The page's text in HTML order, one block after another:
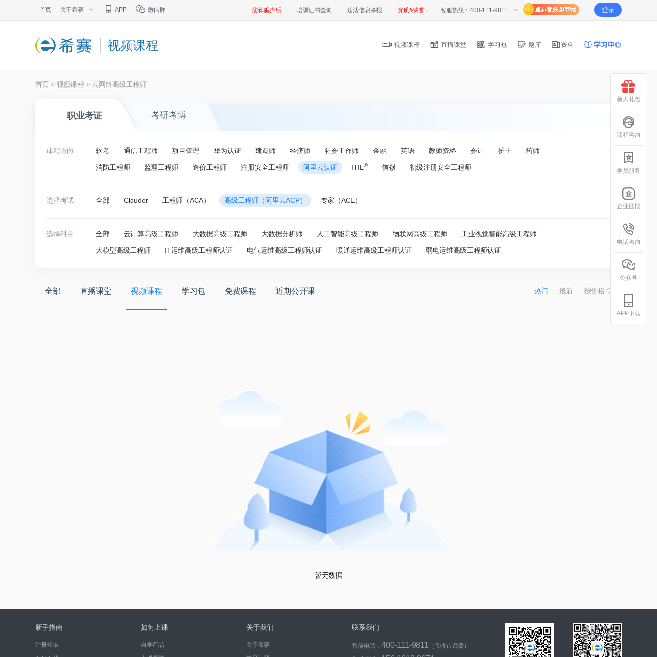
首页 关于希赛 APP 微信群 防诈骗声明 培训证书查询 违法信息举报 资质&荣誉 客服热线：400-111-9811 登录
视频课程 视频课程 直播课堂 学习包 题库 资料
首页 > 视频课程 > 云网络高级工程师
职业考证 考研考博
课程方向 软考 通信工程师 项目管理 华为认证 建造师 经济师 社会工作师 金融 英语 教师资格 会计 护士 药师
消防工程师 监理工程师 造价工程师 注册安全工程师 阿里云认证 ITIL ® 信创 初级注册安全工程师
选择考试 全部 Clouder 工程师（ACA） 高级工程师（阿里云ACP） 专家（ACE）
选择科目 全部 云计算高级工程师 大数据高级工程师 大数据分析师 人工智能高级工程师 物联网高级工程师 工业视觉智能高级工程师
大模型高级工程师 IT运维高级工程师认证 电气运维高级工程师认证 暖通运维高级工程师认证 弱电运维高级工程师认证
全部 直播课堂 视频课程 学习包 免费课程 近期公开课 热门 最新 按价格
暂无数据
新手指南
注册登录
如何上课
自学产品
关于我们
关于希赛
联系我们
售前电话： 400-111-9811
（仅收市话费）
新人礼包
课程咨询
学员服务
企业团报
电话咨询
公众号
APP下载